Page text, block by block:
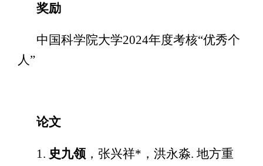
奖励
中国科学院大学2024年度考核“优秀个
人”
论文
1. 史九领 ，张兴祥*，洪永淼. 地方重